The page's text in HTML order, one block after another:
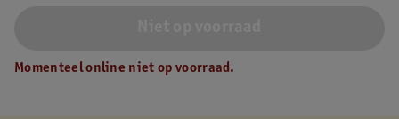
Momenteel online niet op voorraad.